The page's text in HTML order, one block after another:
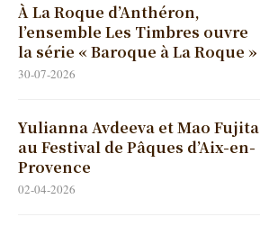
À La Roque d’Anthéron,
l’ensemble Les Timbres ouvre
la série « Baroque à La Roque »
30-07-2026
Yulianna Avdeeva et Mao Fujita
au Festival de Pâques d’Aix-en-
Provence
02-04-2026